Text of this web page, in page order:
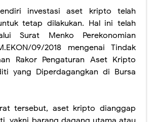
investasi aset kripto telah
tetap dilakukan. Hal ini telah
Surat Menko Perekonomian
09/2018 mengenai Tindak
Rakor Pengaturan Aset Kripto
yang Diperdagangkan di Bursa
tersebut, aset kripto dianggap